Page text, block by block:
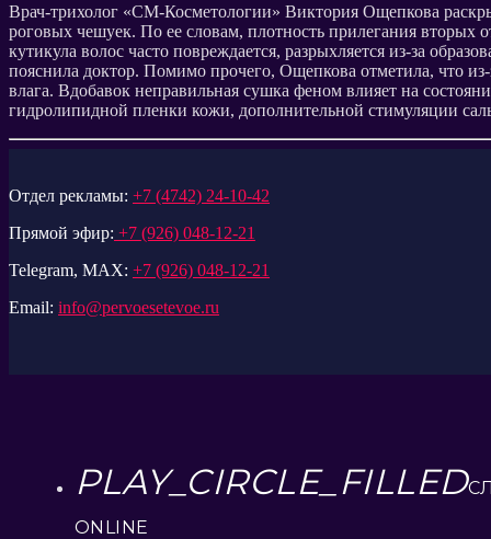
Врач-трихолог «СМ-Косметологии» Виктория Ощепкова
роговых чешуек. По ее словам, плотность прилегания вторых
кутикула волос часто повреждается, разрыхляется из-за
пояснила доктор. Помимо прочего, Ощепкова отметила, что
влага. Вдобавок неправильная сушка феном влияет на
гидролипидной пленки кожи, дополнительной стимуляции
Отдел рекламы: +7 (4742) 24-10-42
Прямой эфир: +7 (926) 048-12-21
Telegram, MAX: +7 (926) 048-12-21
Email: info@pervoesetevoe.ru
PLAY_CIRCLE_FILLED
ONLINE